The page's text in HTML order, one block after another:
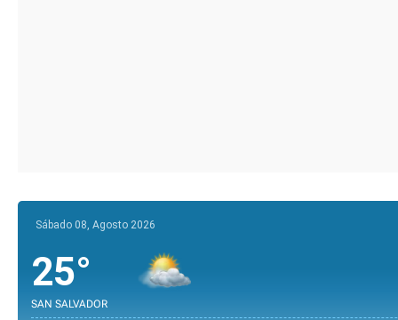
Sábado 08, Agosto 2026
25°
SAN SALVADOR